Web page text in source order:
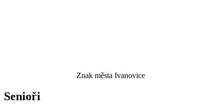
Znak města Ivanovice
Senioři